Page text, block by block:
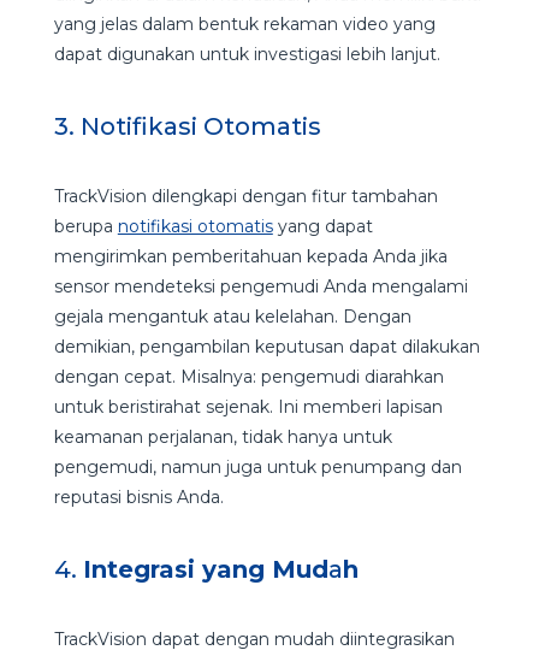
yang jelas dalam bentuk rekaman video yang
dapat digunakan untuk investigasi lebih lanjut.
3. Notifikasi Otomatis
TrackVision dilengkapi dengan fitur tambahan
berupa notifikasi otomatisyang dapat
mengirimkan pemberitahuan kepada Anda jika
sensor mendeteksi pengemudi Anda mengalami
gejala mengantuk atau kelelahan. Dengan
demikian, pengambilan keputusan dapat dilakukan
dengan cepat. Misalnya: pengemudi diarahkan
untuk beristirahat sejenak. Ini memberi lapisan
keamanan perjalanan, tidak hanya untuk
pengemudi, namun juga untuk penumpang dan
reputasi bisnis Anda.
4. Integrasi yang Mudah
TrackVision dapat dengan mudah diintegrasikan